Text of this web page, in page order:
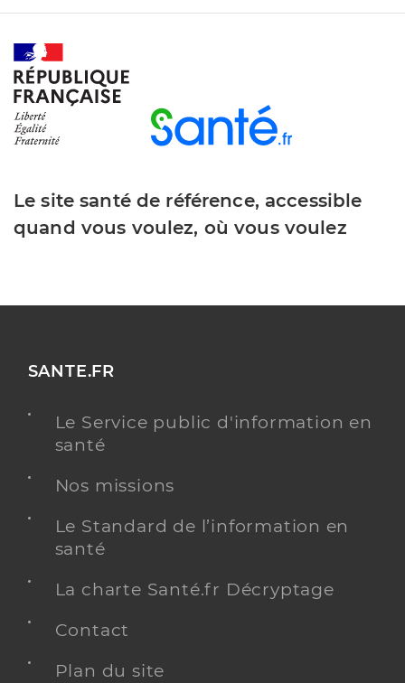
Le site santé de référence, accessible
quand vous voulez, où vous voulez
SANTE.FR
Le Service public d'information en
santé
Nos missions
Le Standard de l’information en
santé
La charte Santé.fr Décryptage
Contact
Plan du site